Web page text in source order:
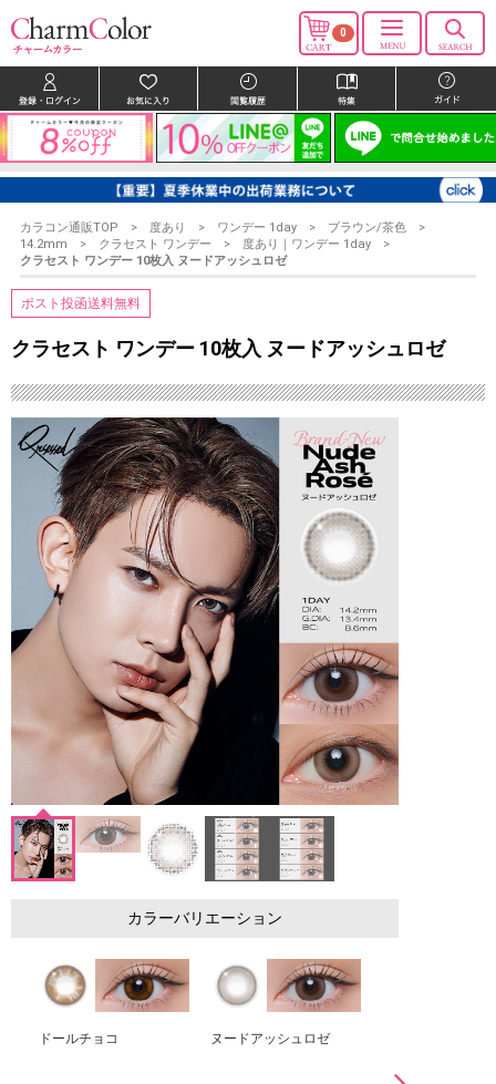
0
カラコン通販TOP 度あり ワンデー 1day
ブラウン/茶色
14.2mm
クラセスト ワンデー
度あり｜ワンデー 1day
クラセスト ワンデー 10枚入 ヌードアッシュロゼ
ポスト投函送料無料
クラセスト ワンデー 10枚入 ヌードアッシュロゼ
カラーバリエーション
ドールチョコ ヌードアッシュロゼ